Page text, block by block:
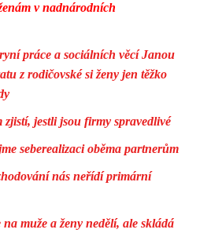
v nadnárodních
práce a sociálních věcí Janou
z rodičovské si ženy jen těžko
zjistí, jestli jsou firmy spravedlivé
seberealizaci oběma partnerům
nás neřídí primární
na muže a ženy nedělí, ale skládá